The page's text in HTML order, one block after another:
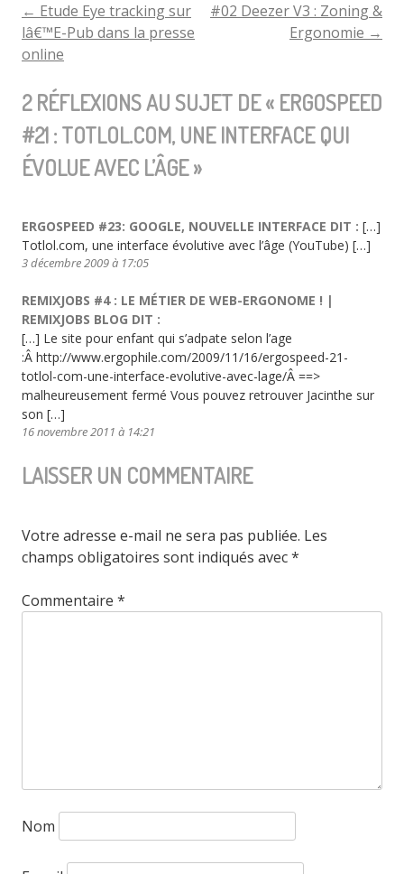
interface
qui
l’âge
NAVIGATION
DE
L'ARTICLE
← Etude Eye tracking sur
lâ€™E-Pub dans la presse
online
#02 Deezer V3 : Zoning &
Ergonomie →
2 RÉFLEXIONS AU SUJET DE « ERGOSPEED
#21 : TOTLOL.COM, UNE INTERFACE QUI
ÉVOLUE AVEC L’ÂGE»
ERGOSPEED #23: GOOGLE, NOUVELLE INTERFACE DIT : […]
Totlol.com, une interface évolutive avec l’âge (YouTube) […]
3 décembre 2009 à 17:05
REMIXJOBS #4 : LE MÉTIER DE WEB-ERGONOME ! |
REMIXJOBS BLOG DIT :
[…] Le site pour enfant qui s’adpate selon l’age
:Â http://www.ergophile.com/2009/11/16/ergospeed-21-
totlol-com-une-interface-evolutive-avec-lage/Â ==>
malheureusement fermé Vous pouvez retrouver Jacinthe sur
son […]
16 novembre 2011 à 14:21
LAISSER UN COMMENTAIRE
Votre adresse e-mail ne sera pas publiée. Les
champs obligatoires sont indiqués avec*
Commentaire *
Nom